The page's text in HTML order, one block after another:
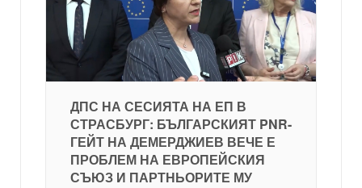
ДПС НА СЕСИЯТА НА ЕП В
СТРАСБУРГ: БЪЛГАРСКИЯТ PNR-
ГЕЙТ НА ДЕМЕРДЖИЕВ ВЕЧЕ Е
ПРОБЛЕМ НА ЕВРОПЕЙСКИЯ
СЪЮЗ И ПАРТНЬОРИТЕ МУ